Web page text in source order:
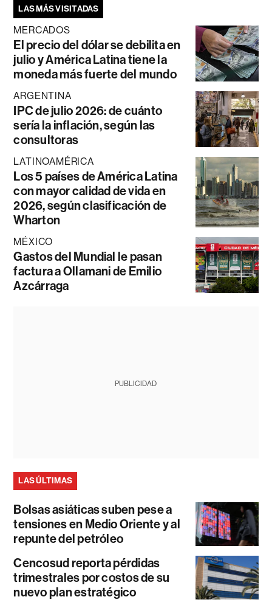
LAS MÁS VISITADAS
MERCADOS
El precio del dólar se debilita en
julio y América Latina tiene la
moneda más fuerte del mundo
ARGENTINA
IPC de julio 2026: de cuánto
sería la inflación, según las
consultoras
LATINOAMÉRICA
Los 5 países de América Latina
con mayor calidad de vida en
2026, según clasificación de
Wharton
MÉXICO
Gastos del Mundial le pasan
factura a Ollamani de Emilio
Azcárraga
PUBLICIDAD
LAS ÚLTIMAS
Bolsas asiáticas suben pese a
tensiones en Medio Oriente y al
repunte del petróleo
Cencosud reporta pérdidas
trimestrales por costos de su
nuevo plan estratégico